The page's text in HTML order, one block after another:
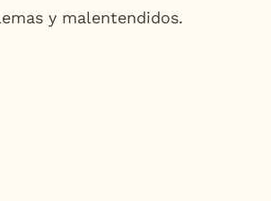
y malentendidos.